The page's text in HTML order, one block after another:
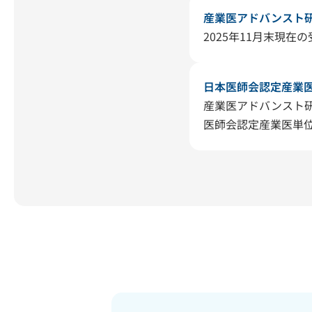
産業医アドバンスト
2025年11月末現在
日本医師会認定産業
産業医アドバンスト
医師会認定産業医単